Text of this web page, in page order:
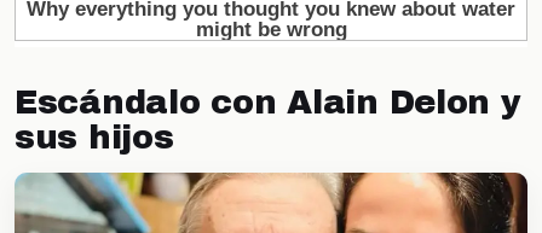
Escándalo con Alain Delon y
sus hijos